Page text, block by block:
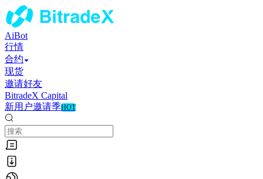
AiBot
行情
合约
现货
邀请好友
BitradeX Capital
新用户邀请季HOT